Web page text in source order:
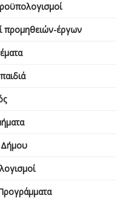
προμηθειών-έργων
Δήμου